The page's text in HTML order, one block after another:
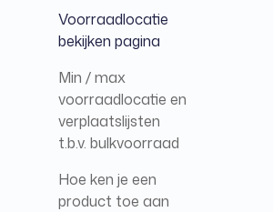
Voorraadlocatie
bekijken pagina
Min / max
voorraadlocatie en
verplaatslijsten
t.b.v. bulkvoorraad
Hoe ken je een
product toe aan